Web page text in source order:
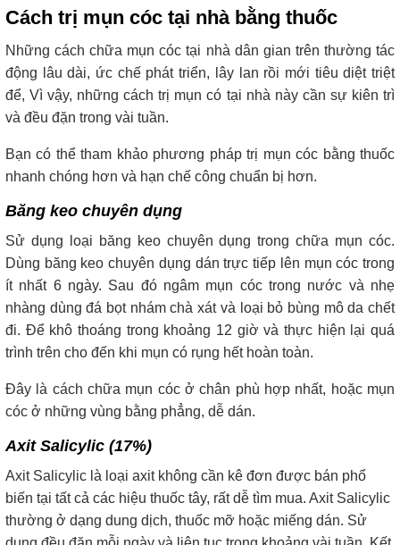
Cách trị mụn cóc tại nhà bằng thuốc
Những cách chữa mụn cóc tại nhà dân gian trên thường tác
động lâu dài, ức chế phát triển, lây lan rồi mới tiêu diệt triệt
để, Vì vậy, những cách trị mụn có tại nhà này cần sự kiên trì
và đều đặn trong vài tuần.
Bạn có thể tham khảo phương pháp trị mụn cóc bằng thuốc
nhanh chóng hơn và hạn chế công chuẩn bị hơn.
Băng keo chuyên dụng
Sử dụng loại băng keo chuyên dụng trong chữa mụn cóc.
Dùng băng keo chuyên dụng dán trực tiếp lên mụn cóc trong
ít nhất 6 ngày. Sau đó ngâm mụn cóc trong nước và nhẹ
nhàng dùng đá bọt nhám chà xát và loại bỏ bùng mô da chết
đi. Để khô thoáng trong khoảng 12 giờ và thực hiện lại quá
trình trên cho đến khi mụn có rụng hết hoàn toàn.
Đây là cách chữa mụn cóc ở chân phù hợp nhất, hoặc mụn
cóc ở những vùng bằng phẳng, dễ dán.
Axit Salicylic (17%)
Axit Salicylic là loại axit không cần kê đơn được bán phổ
biến tại tất cả các hiệu thuốc tây, rất dễ tìm mua. Axit Salicylic
thường ở dạng dung dịch, thuốc mỡ hoặc miếng dán. Sử